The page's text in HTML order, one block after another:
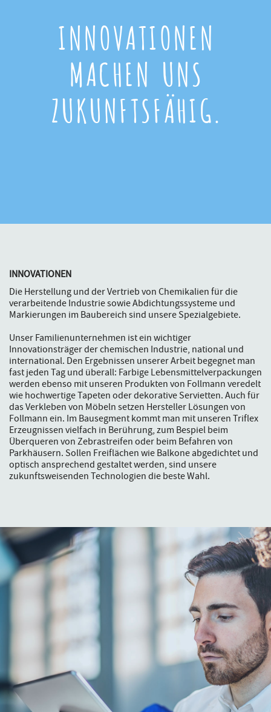
INNOVATIONEN
MACHEN UNS
ZUKUNFTSFÄHIG.
INNOVATIONEN
Die Herstellung und der Vertrieb von Chemikalien für die
verarbeitende Industrie sowie Abdichtungssysteme und
Markierungen im Baubereich sind unsere Spezialgebiete.
Unser Familienunternehmen ist ein wichtiger
Innovationsträger der chemischen Industrie, national und
international. Den Ergebnissen unserer Arbeit begegnet man
fast jeden Tag und überall: Farbige Lebensmittelverpackungen
werden ebenso mit unseren Produkten von Follmann veredelt
wie hochwertige Tapeten oder dekorative Servietten. Auch für
das Verkleben von Möbeln setzen Hersteller Lösungen von
Follmann ein. Im Bausegment kommt man mit unseren Triflex
Erzeugnissen vielfach in Berührung, zum Bespiel beim
Überqueren von Zebrastreifen oder beim Befahren von
Parkhäusern. Sollen Freiflächen wie Balkone abgedichtet und
optisch ansprechend gestaltet werden, sind unsere
zukunftsweisenden Technologien die beste Wahl.